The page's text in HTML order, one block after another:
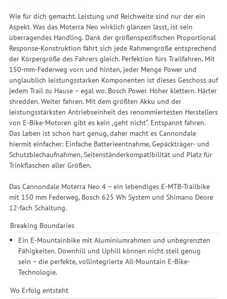
Wie für dich gemacht. Leistung und Reichweite sind nur der ein
Aspekt. Was das Moterra Neo wirklich glänzen lässt, ist sein
überragendes Handling. Dank der größenspezifischen Proportional
Response-Konstruktion fährt sich jede Rahmengröße entsprechend
der Körpergröße des Fahrers gleich. Perfektion fürs Trailfahren. Mit
150-mm-Federweg vorn und hinten, jeder Menge Power und
unglaublich leistungsstarken Komponenten ist dieses Geschoss auf
jedem Trail zu Hause – egal wo. Bosch Power. Höher klettern. Härter
shredden. Weiter fahren. Mit dem größten Akku und der
leistungsstärksten Antriebseinheit des renommiertesten Herstellers
von E-Bike-Motoren gibt es kein „geht nicht“. Entspannt fahren.
Das Leben ist schon hart genug, daher macht es Cannondale
hiermit einfacher: Einfache Batterieentnahme, Gepäckträger- und
Schutzblechaufnahmen, Seitenständerkompatibilität und Platz für
Trinkflaschen aller Größen.
Das Cannondale Moterra Neo 4 – ein lebendiges E-MTB-Trailbike
mit 150 mm Federweg, Bosch 625 Wh System und Shimano Deore
12-fach Schaltung.
Breaking Boundaries
Ein E-Mountainbike mit Aluminiumrahmen und unbegrenzten
Fähigkeiten. Downhill und Uphill können nicht steil genug
sein – die perfekte, vollintegrierte All-Mountain E-Bike-
Technologie.
Wo Erfolg entsteht